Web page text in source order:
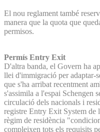
El nou reglament també
manera que la quota que
permisos.
Permís Entry Exit
D'altra banda, el Govern ha
llei d'immigració per adaptar-
que s'ha arribat recentment
s'assimila a l'espai Schengen
circulació dels nacionals i
registre Entry Exit System de
règim de residència
compleixen tots els requisits